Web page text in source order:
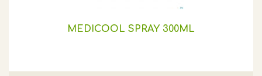
MEDICOOL SPRAY 300ML